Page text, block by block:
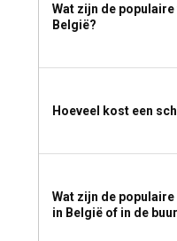
Wat zijn de
België?
Hoeveel kost een
Wat zijn de
in België of in de